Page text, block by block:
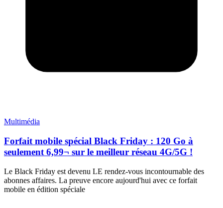
Multimédia
Forfait mobile spécial Black Friday : 120 Go à
seulement 6,99¬ sur le meilleur réseau 4G/5G !
Le Black Friday est devenu LE rendez-vous incontournable des
abonnes affaires. La preuve encore aujourd'hui avec ce forfait
mobile en édition spéciale